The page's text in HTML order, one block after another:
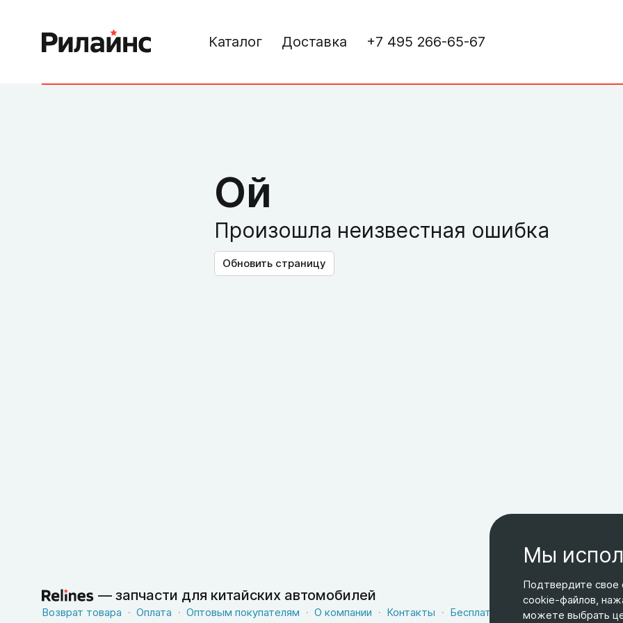
Каталог Доставка +7 495 266-65-67
Ой
Произошла неизвестная ошибка
Обновить страницу
— запчасти для китайских автомобилей
Возврат товара Оплата Оптовым покупателям О компании Контакты Бесплатная доставка
Оферта
Мы
Подтвердите свое
cookie-файлов,
можете выбрать